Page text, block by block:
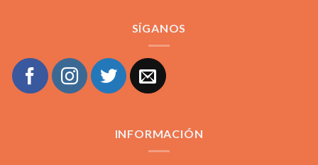
SÍGANOS
INFORMACIÓN